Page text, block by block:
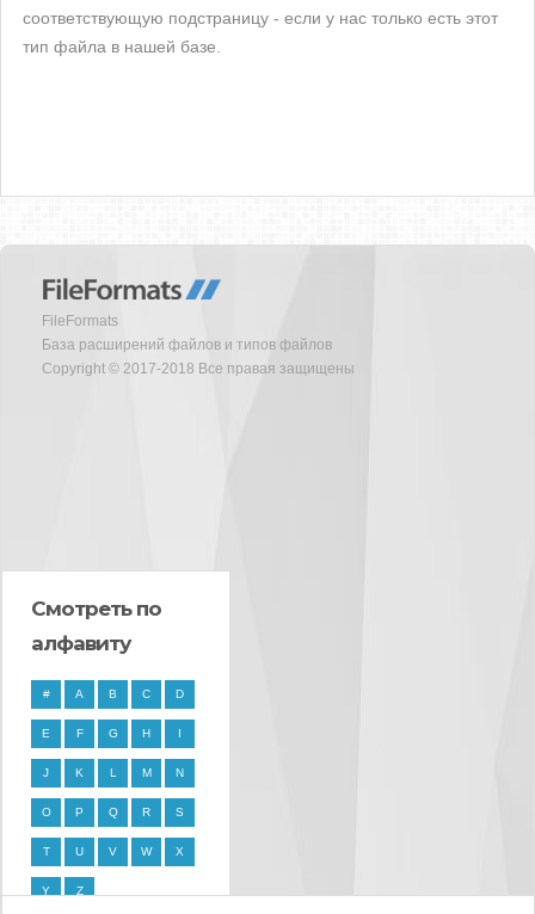
соответствующую подстраницу - если у нас только есть этот
тип файла в нашей базе.
FileFormats
База расширений файлов и типов файлов
Copyright © 2017-2018 Все правая защищены
Смотреть по
алфавиту
# A B C D
E F G H I
J K L M N
O P Q R S
T U V W X
Y Z